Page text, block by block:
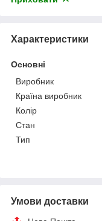
Характеристики
Основні
Виробник
Країна виробник
Колір
Стан
Тип
Умови доставки